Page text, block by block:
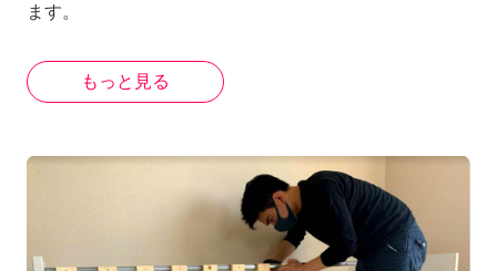
ます。
もっと見る